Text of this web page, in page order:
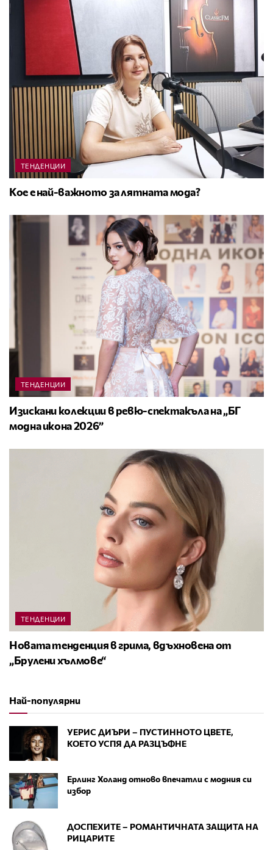
ТЕНДЕНЦИИ
Кое е най-важното за лятната мода?
ТЕНДЕНЦИИ
Изискани колекции в ревю-спектакъла на „БГ
модна икона 2026”
ТЕНДЕНЦИИ
Новата тенденция в грима, вдъхновена от
„Брулени хълмове“
Най-популярни
УЕРИС ДИЪРИ – ПУСТИННОТО ЦВЕТЕ,
КОЕТО УСПЯ ДА РАЗЦЪФНЕ
Ерлинг Холанд отново впечатли с модния си
избор
ДОСПЕХИТЕ – РОМАНТИЧНАТА ЗАЩИТА НА
РИЦАРИТЕ